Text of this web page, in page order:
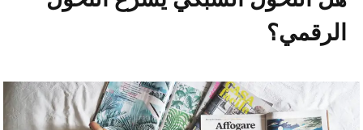
الرقمي؟